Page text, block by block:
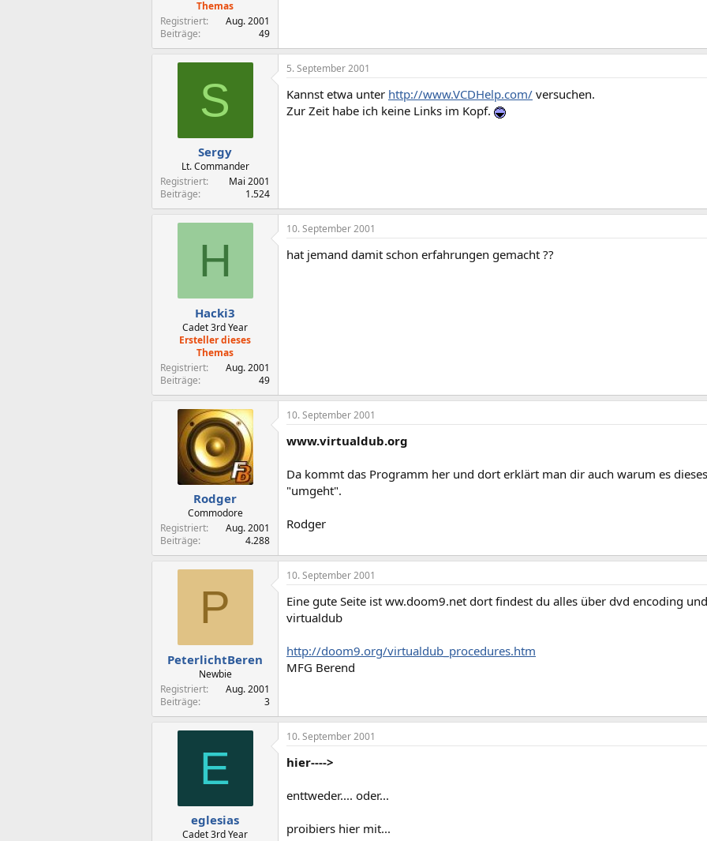
Themas
Registriert
Aug. 2001
Beiträge
49
S
Sergy
Lt. Commander
Registriert
Mai 2001
Beiträge
1.524
5. September 2001
Kannst etwa unter http://www.VCDHelp.com/ versuchen.
Zur Zeit habe ich keine Links im Kopf.
H
Hacki3
Cadet 3rd Year
Ersteller dieses
Themas
Registriert
Aug. 2001
Beiträge
49
10. September 2001
hat jemand damit schon erfahrungen gemacht ??
Rodger
Commodore
Registriert
Aug. 2001
Beiträge
4.288
10. September 2001
www.virtualdub.org
Da kommt das Programm her und dort erklärt man dir auch warum es
"umgeht".
Rodger
P
PeterlichtBeren
Newbie
Registriert
Aug. 2001
Beiträge
3
10. September 2001
Eine gute Seite ist ww.doom9.net dort findest du alles über dvd encoding
virtualdub
http://doom9.org/virtualdub_procedures.htm
MFG Berend
E
eglesias
Cadet 3rd Year
10. September 2001
hier---->
enttweder.... oder...
proibiers hier mit...